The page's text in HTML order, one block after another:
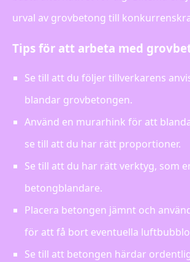
urval av grovbetong till
Tips för att arbeta med
Se till att du följer tillverkarens
blandar grovbetongen.
Använd en murarhink för att
se till att du har rätt proportioner.
Se till att du har rätt verktyg, som
betongblandare.
Placera betongen jämnt och
för att få bort eventuella
Se till att betongen härdar